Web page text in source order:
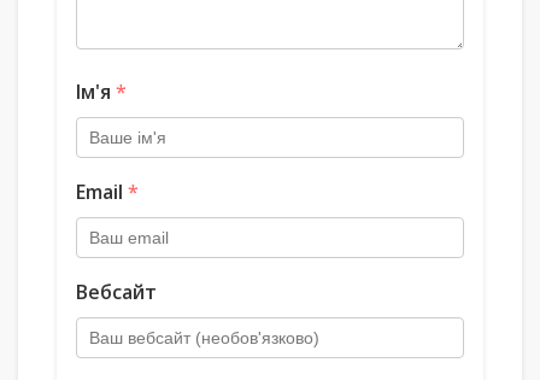
Ім'я *
Email *
Вебсайт